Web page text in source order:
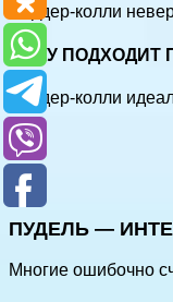
Бордер-колли
КОМУ ПОДХОДИТ
Бордер-колли
ПУДЕЛЬ —
Многие ошибочно